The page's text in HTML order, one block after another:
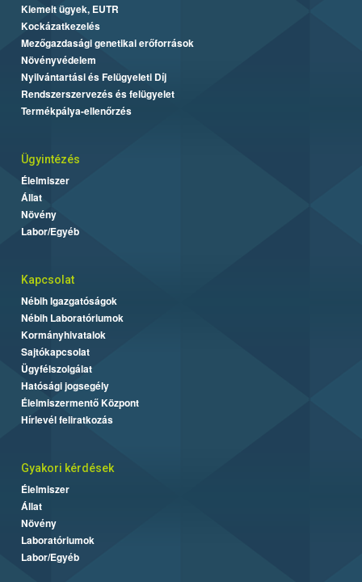
Kiemelt ügyek, EUTR
Kockázatkezelés
Mezőgazdasági genetikai erőforrások
Növényvédelem
Nyilvántartási és Felügyeleti Díj
Rendszerszervezés és felügyelet
Termékpálya-ellenőrzés
Ügyintézés
Élelmiszer
Állat
Növény
Labor/Egyéb
Kapcsolat
Nébih Igazgatóságok
Nébih Laboratóriumok
Kormányhivatalok
Sajtókapcsolat
Ügyfélszolgálat
Hatósági jogsegély
Élelmiszermentő Központ
Hírlevél feliratkozás
Gyakori kérdések
Élelmiszer
Állat
Növény
Laboratóriumok
Labor/Egyéb